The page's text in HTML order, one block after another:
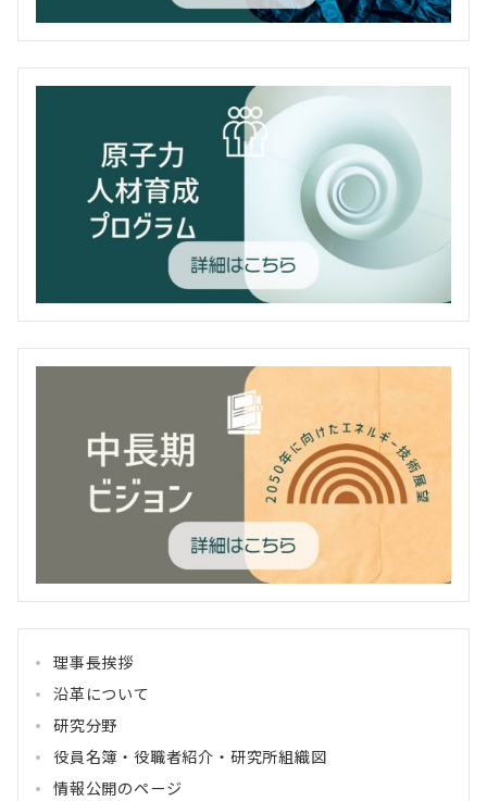
理事長挨拶
沿革について
研究分野
役員名簿・役職者紹介・研究所組織図
情報公開のページ